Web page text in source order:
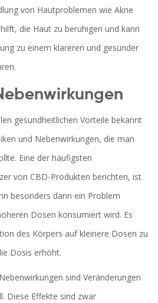
von Hautproblemen wie Akne
die Haut zu beruhigen und kann
zu einem klareren und gesünder
gesundheitlichen Vorteile bekannt
und Nebenwirkungen, die man
Eine der häufigsten
von CBD-Produkten berichten, ist
besonders dann ein Problem
Dosen konsumiert wird. Es
des Körpers auf kleinere Dosen zu
Dosis erhöht.
sind Veränderungen
Diese Effekte sind zwar